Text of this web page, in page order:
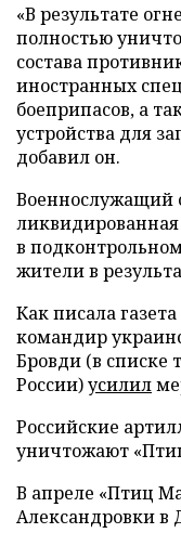
«В результате
полностью
состава
иностранных
боеприпасов, а
устройства для
добавил он.
Военнослужащий
в
жители в
Как писала
командир
Бровди (в списке
России)усилил
Российские
уничтожают
В апреле «Птиц
Александровки в